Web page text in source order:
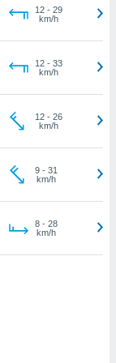
12- 29
km/h
12- 33
km/h
12- 26
km/h
9- 31
km/h
8- 28
km/h